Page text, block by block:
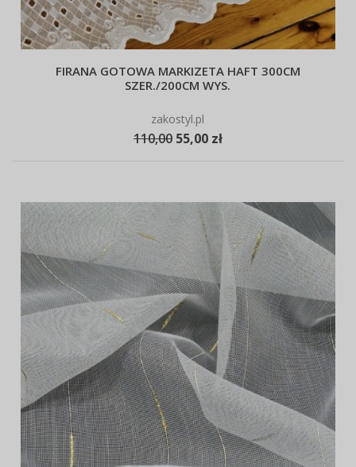
FIRANA GOTOWA MARKIZETA HAFT 300CM
SZER./200CM WYS.
zakostyl.pl
110,00 55,00 zł